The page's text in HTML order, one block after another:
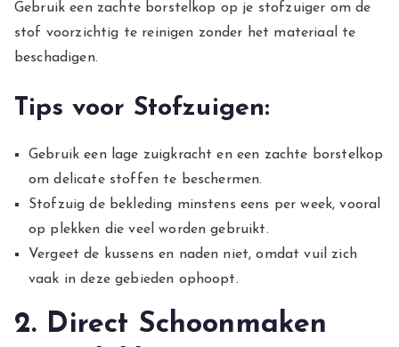
Gebruik een zachte borstelkop op je stofzuiger om de
stof voorzichtig te reinigen zonder het materiaal te
beschadigen.
Tips voor Stofzuigen:
Gebruik een lage zuigkracht en een zachte borstelkop
om delicate stoffen te beschermen.
Stofzuig de bekleding minstens eens per week, vooral
op plekken die veel worden gebruikt.
Vergeet de kussens en naden niet, omdat vuil zich
vaak in deze gebieden ophoopt.
2. Direct Schoonmaken